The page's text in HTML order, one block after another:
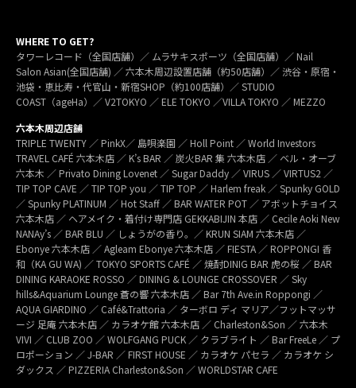
WHERE TO GET?
タワーレコード（全国店舗）／ ムラサキスポーツ（全国店舗）／ Nail
Salon Asian(全国店舗) ／ 六本木周辺設置店舗（約50店舗）／ 渋谷・原宿・
池袋・恵比寿・代官山・新宿SHOP（約100店舗）／ STUDIO
COAST（ageHa）／ V2TOKYO ／ ELE TOKYO ／VILLA TOKYO ／ MEZZO
六本木周辺店舗
TRIPLE TWENTY ／ PinkX／ 島唄楽園 ／ Holl Point ／ World Investors
TRAVEL CAFÉ 六本木店 ／ K’s BAR ／ 炭火BAR 集 六本木店 ／ ベル・オーブ
六本木 ／ Privato Dining Lovenet ／ Sugar Daddy ／ VIRUS ／ VIRTUS2 ／
TIP TOP CAVE ／ TIP TOP you ／ TIP TOP ／ Harlem freak ／ Spunky GOLD
／ Spunky PLATINUM ／ Hot Staff ／ BAR WATER POT ／ アボットチョイス
六本木店 ／ ヘアメイク・着付け専門店 GEKKABIJIN 本店 ／ Cecile Aoki New
NANAy’s ／ BAR BLU ／ しょうがの香り。／ KRUN SIAM 六本木店 ／
Ebonye 六本木店 ／ Agleam Ebonye 六本木店 ／ FIESTA ／ ROPPONGI 香
和（KA GU WA) ／ TOKYO SPORTS CAFÉ ／ 焼酎DINIG BAR 虎の桜 ／ BAR
DINING KARAOKE ROSSO ／ DINING & LOUNGE CROSSOVER ／ Sky
hills&Aquarium Lounge 蒼の響 六本木店 ／ Bar 7th Ave.in Roppongi ／
AQUA GIARDINO ／ Café&Trattoria ／ ターボロ ディ マリア／フットマッサ
ージ 足庵 六本木店 ／ カラオケ館 六本木店 ／ Charleston&Son ／ 六本木
VIVI ／ CLUB ZOO ／ WOLFGANG PUCK ／ クラブライト ／ Bar FreeLe ／ プ
ロポーション ／ J-BAR ／ FIRST HOUSE ／ カラオケ パセラ ／ カラオケ シ
ダックス ／ PIZZERIA Charleston&Son ／ WORLDSTAR CAFE